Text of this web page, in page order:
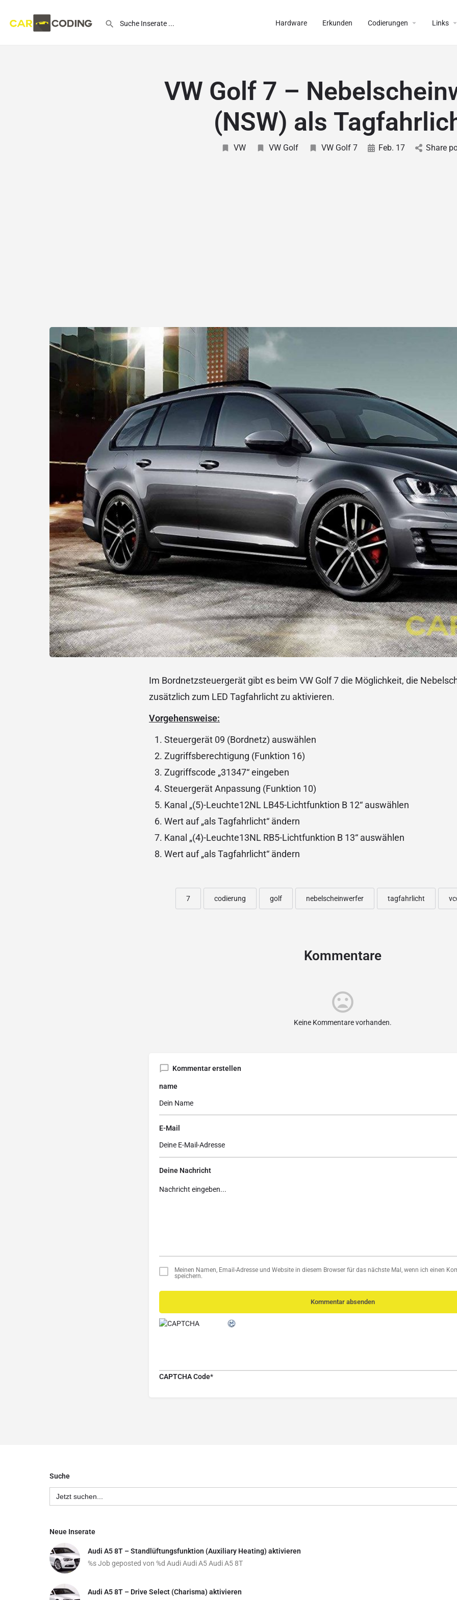
Hardware Erkunden Codierungen Links
VW Golf 7 –
(NSW) als
VW VW Golf VW Golf 7 Feb. 17 Share
Im Bordnetzsteuergerät gibt es beim VW Golf 7 die Möglichkeit, die
zusätzlich zum LED Tagfahrlicht zu aktivieren.
Vorgehensweise:
Steuergerät 09 (Bordnetz) auswählen
Zugriffsberechtigung (Funktion 16)
Zugriffscode „31347“ eingeben
Steuergerät Anpassung (Funktion 10)
Kanal „(5)-Leuchte12NL LB45-Lichtfunktion B 12“ auswählen
Wert auf „als Tagfahrlicht“ ändern
Kanal „(4)-Leuchte13NL RB5-Lichtfunktion B 13“ auswählen
Wert auf „als Tagfahrlicht“ ändern
7 codierung golf nebelscheinwerfer tagfahrlicht
Kommentare
Keine Kommentare vorhanden.
Kommentar erstellen
name
E-Mail
Deine Nachricht
Meinen Namen, Email-Adresse und Website in diesem Browser für das nächste Mal, wenn ich einen
speichern.
Kommentar absenden
CAPTCHA Code*
Suche
Search
for:
Neue Inserate
Audi A5 8T – Standlüftungsfunktion (Auxiliary Heating) aktivieren
%s Job geposted von %d AudiAudi A5Audi A5 8T
Audi A5 8T – Drive Select (Charisma) aktivieren